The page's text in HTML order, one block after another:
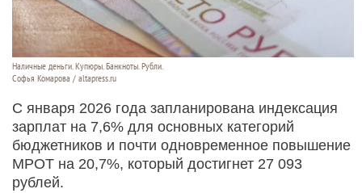
Наличные деньги. Купюры. Банкноты. Рубли.
Софья Комарова / altapress.ru
С января 2026 года запланирована индексация
зарплат на 7,6% для основных категорий
бюджетников и почти одновременное повышение
МРОТ на 20,7%, который достигнет 27 093
рублей.